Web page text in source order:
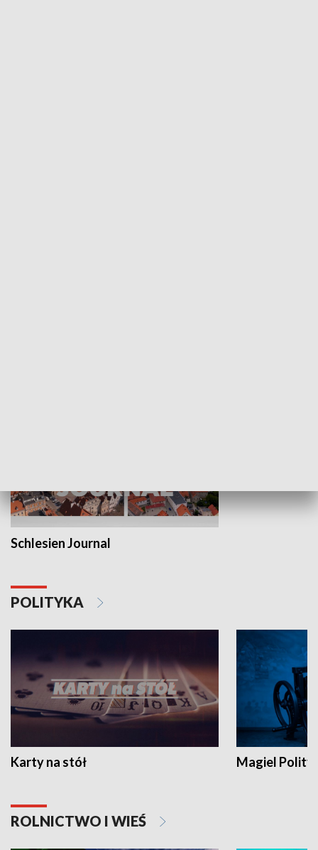
Schlesien Journal
POLITYKA
Karty na stół Magiel
ROLNICTWO I WIEŚ